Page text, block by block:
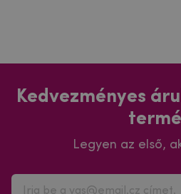
Kedvezményes
Legyen az első,